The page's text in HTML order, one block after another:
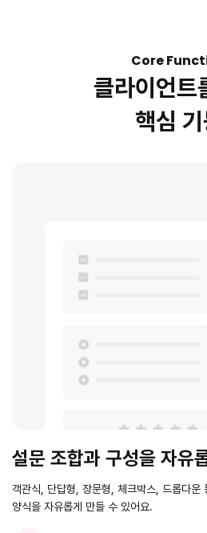
Core
클라이언트
핵심
설문 조합과 구성을 자유
객관식, 단답형, 장문형, 체크박스, 드롭다운
양식을 자유롭게 만들 수 있어요.